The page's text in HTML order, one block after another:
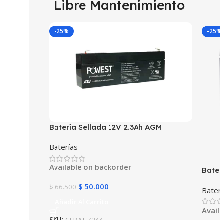
Libre Mantenimiento
-25%
Batería Sellada 12V 2.3Ah AGM
Alarmas
Baterías
Available on backorder
$66.500 $ 50.000
-